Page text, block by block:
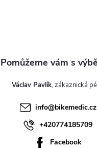
Václav Pavlík
info@bikemedic.cz
+420774185709
Facebook